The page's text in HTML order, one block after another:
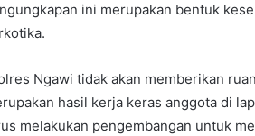
ini merupakan bentuk
Ngawi tidak akan memberikan
hasil kerja keras anggota di
melakukan pengembangan untuk